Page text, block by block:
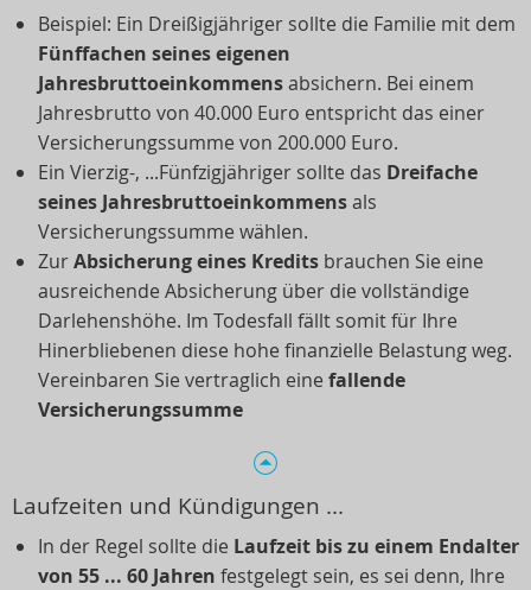
Beispiel: Ein Dreißigjähriger sollte die Familie mit dem
Fünffachen seines eigenen
Jahresbruttoeinkommensabsichern. Bei einem
Jahresbrutto von 40.000 Euro entspricht das einer
Versicherungssumme von 200.000 Euro.
Ein Vierzig-, ...Fünfzigjähriger sollte das Dreifache
seines Jahresbruttoeinkommensals
Versicherungssumme wählen.
ZurAbsicherung eines Kredits brauchen Sie eine
ausreichende Absicherung über die vollständige
Darlehenshöhe. Im Todesfall fällt somit für Ihre
Hinerbliebenen diese hohe finanzielle Belastung weg.
Vereinbaren Sie vertraglich eine fallende
Versicherungssumme
Laufzeiten und Kündigungen ...
In der Regel sollte die Laufzeit bis zu einem Endalter
von 55 ... 60 Jahren festgelegt sein, es sei denn, Ihre